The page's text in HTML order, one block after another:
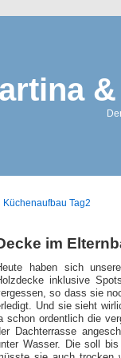
Küchenaufbau Tag2
im
haben sich
inklusive
so dass sie
Und sie sieht
schon ordentlich die
Dachterrasse
Wasser. Die soll